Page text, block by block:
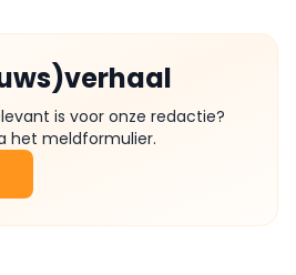
is voor onze redactie?
het meldformulier.